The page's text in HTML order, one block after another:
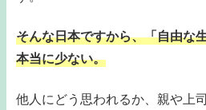
そんな日本ですから、「自由な
本当に少ない。
他人にどう思われるか、親や上